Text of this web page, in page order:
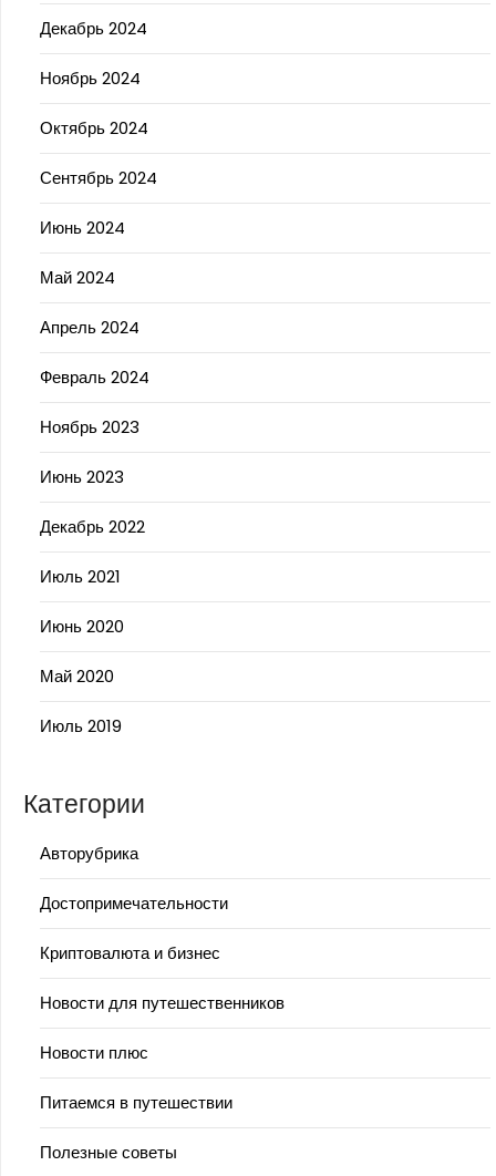
Декабрь 2024
Ноябрь 2024
Октябрь 2024
Сентябрь 2024
Июнь 2024
Май 2024
Апрель 2024
Февраль 2024
Ноябрь 2023
Июнь 2023
Декабрь 2022
Июль 2021
Июнь 2020
Май 2020
Июль 2019
Категории
Авторубрика
Достопримечательности
Криптовалюта и бизнес
Новости для путешественников
Новости плюс
Питаемся в путешествии
Полезные советы